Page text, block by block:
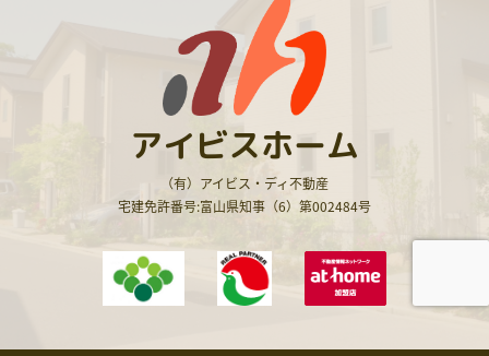
アイビスホーム
（有）アイビス・ディ不動産
宅建免許番号:富山県知事（6）第002484号